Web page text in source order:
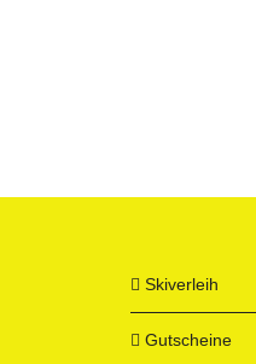
Skiverleih
Gutscheine